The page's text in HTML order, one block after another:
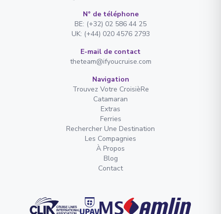
N° de téléphone
BE: (+32) 02 586 44 25
UK: (+44) 020 4576 2793
E-mail de contact
theteam@ifyoucruise.com
Navigation
Trouvez Votre CroisièRe
Catamaran
Extras
Ferries
Rechercher Une Destination
Les Compagnies
À Propos
Blog
Contact